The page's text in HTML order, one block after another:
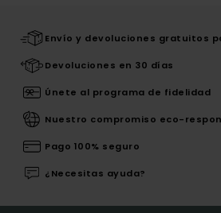
Envío y devoluciones gratuitos
Devoluciones en 30 días
Únete al programa de fidelidad
Nuestro compromiso eco-
Pago 100% seguro
¿Necesitas ayuda?